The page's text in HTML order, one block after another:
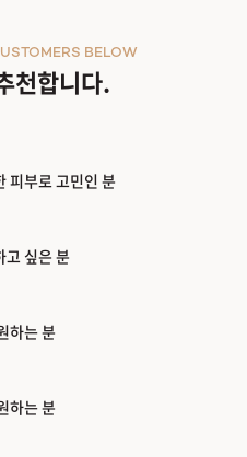
천합니다.
BELOW
피부로 고민인 분
고 싶은 분
하는 분
하는 분